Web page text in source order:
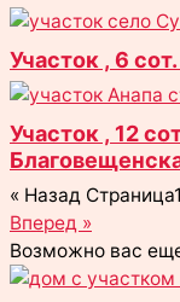
Участок , 6
Участок , 12
« Назад Страница1
Вперед »
Возможно вас